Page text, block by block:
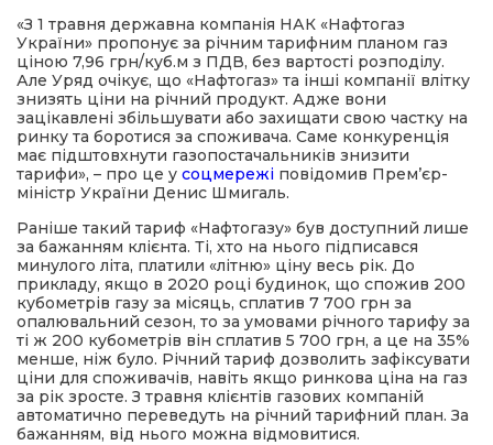
«З 1 травня державна компанія НАК «Нафтогаз
України» пропонує за річним тарифним планом газ
ціною 7,96 грн/куб.м з ПДВ, без вартості розподілу.
Але Уряд очікує, що «Нафтогаз» та інші компанії влітку
знизять ціни на річний продукт. Адже вони
зацікавлені збільшувати або захищати свою частку на
ринку та боротися за споживача. Саме конкуренція
має підштовхнути газопостачальників знизити
тарифи», – про це у соцмережі повідомив Прем’єр-
міністр України Денис Шмигаль.
Раніше такий тариф «Нафтогазу» був доступний лише
за бажанням клієнта. Ті, хто на нього підписався
минулого літа, платили «літню» ціну весь рік. До
прикладу, якщо в 2020 році будинок, що спожив 200
кубометрів газу за місяць, сплатив 7 700 грн за
опалювальний сезон, то за умовами річного тарифу за
ті ж 200 кубометрів він сплатив 5 700 грн, а це на 35%
менше, ніж було. Річний тариф дозволить зафіксувати
ціни для споживачів, навіть якщо ринкова ціна на газ
за рік зросте. З травня клієнтів газових компаній
автоматично переведуть на річний тарифний план. За
бажанням, від нього можна відмовитися.